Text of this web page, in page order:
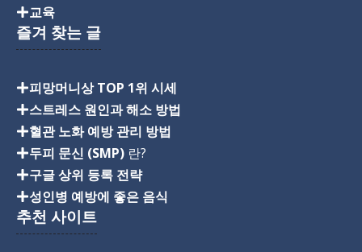
교육
즐겨 찾는 글
피망머니상 TOP 1위 시세
스트레스 원인과 해소 방법
혈관 노화 예방 관리 방법
두피 문신 (SMP) 란?
구글 상위 등록 전략
성인병 예방에 좋은 음식
추천 사이트